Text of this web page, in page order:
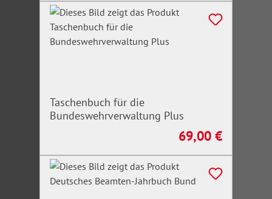
Taschenbuch für die
Bundeswehrverwaltung Plus
Regulärer Preis:
69,00 €